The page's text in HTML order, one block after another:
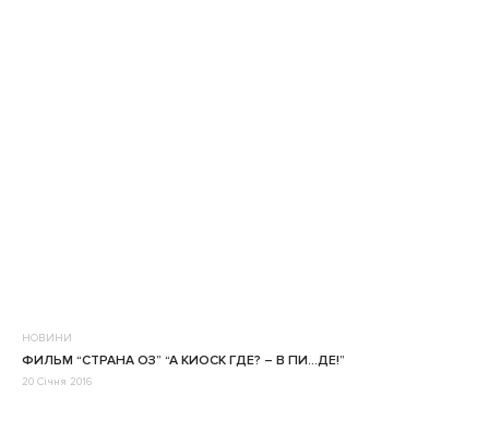
НОВИНИ
ФИЛЬМ “СТРАНА ОЗ” “А КИОСК ГДЕ? – В ПИ…ДЕ!”
20 Січня 2016